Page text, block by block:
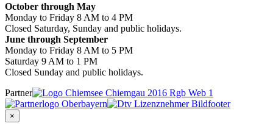
October through May
Monday to Friday 8 AM to 4 PM
Closed Saturday, Sunday and public holidays.
June through September
Monday to Friday 8 AM to 5 PM
Saturday 9 AM to 1 PM
Closed Sunday and public holidays.
Partner
×